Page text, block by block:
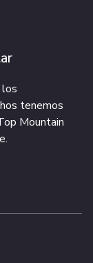
los
tenemos
Mountain